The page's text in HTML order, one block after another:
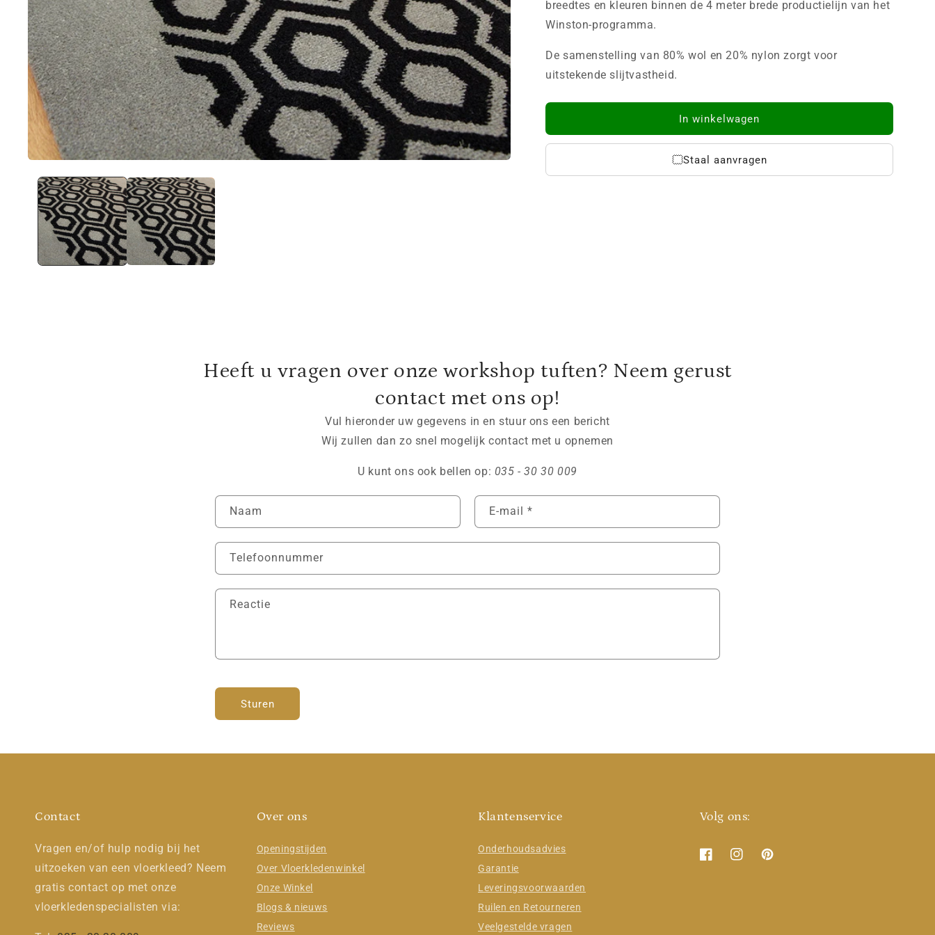
breedtes en kleuren binnen de 4 meter brede productielijn van het
Winston-programma.
De samenstelling van 80% wol en 20% nylon zorgt voor
uitstekende slijtvastheid.
In winkelwagen
Staal aanvragen
Heeft u vragen over onze workshop tuften? Neem gerust
contact met ons op!
Vul hieronder uw gegevens in en stuur ons een bericht
Wij zullen dan zo snel mogelijk contact met u opnemen
U kunt ons ook bellen op: 035 - 30 30 009
C
o
n
t
a
f
m
Naam E‑mail *
Telefoonnummer
Reactie
Sturen
Contact
Vragen en/of hulp nodig bij het
uitzoeken van een vloerkleed? Neem
gratis contact op met onze
vloerkledenspecialisten via:
Over ons
Openingstijden
Over Vloerkledenwinkel
Onze Winkel
Blogs & nieuws
Reviews
Klantenservice
Onderhoudsadvies
Garantie
Leveringsvoorwaarden
Ruilen en Retourneren
Veelgestelde vragen
Volg ons:
FacebookInstagramPinterest